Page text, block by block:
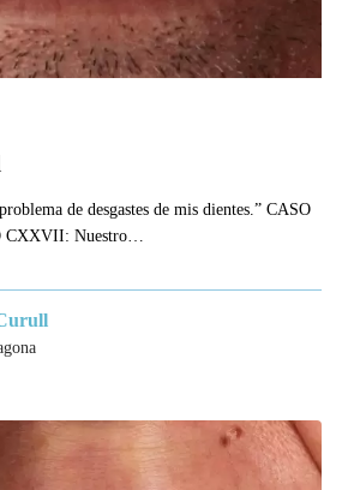
de desgastes de mis dientes.” CASO
Nuestro…